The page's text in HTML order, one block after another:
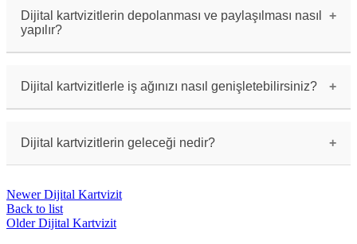
sadelikten ödün vermeyin.
Dijital kartvizitlerin depolanması ve paylaşılması nasıl
yapılır?
paylaşılır.
Dijital kartvizitlerle iş ağınızı nasıl genişletebilirsiniz?
paylaşılabilir ve daha geniş bir kitleye
ulaşabilirsiniz.
Dijital kartvizitlerin geleceği nedir?
azalmasıyla birlikte dijital kartvizitler daha da
yaygınlaşacaktır.
Newer Dijital Kartvizit
Back to list
Older Dijital Kartvizit